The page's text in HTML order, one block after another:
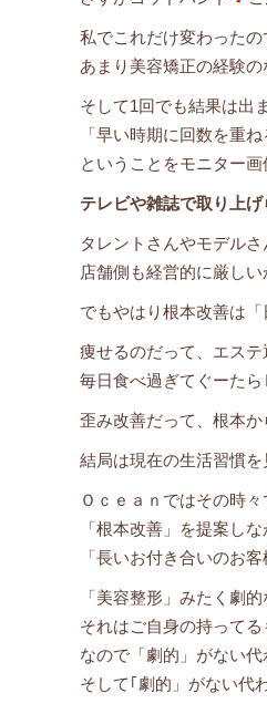
私でこれだけ変わったの
あまり美容矯正の経験
そして1回でも結果は出
「早い時期に回数を重
ということをモニター画
テレビや雑誌で取り上げ
タレントさんやモデル
店舗側も経営的に厳し
でもやはり根本改善は「
痩せるのだって、エステ
毎日食べ過ぎてぐーたら
歪み改善だって、根本か
結局は現在の生活習慣を
Ｏｃｅａｎではその時
「根本改善」を提案し
「長いお付き合いのお
「美容整形」みたく劇
それはご自身の持ってる
なので「劇的」がない代
そして｢劇的」がない代